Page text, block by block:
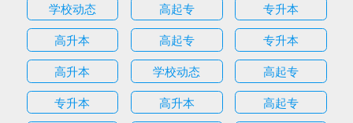
学校动态
高起专
专升本
高升本
高起专
专升本
高升本
学校动态
高起专
专升本
高升本
高起专